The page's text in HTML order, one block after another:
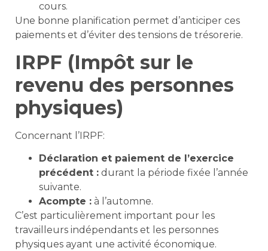
cours.
Une bonne planification permet d’anticiper ces
paiements et d’éviter des tensions de trésorerie.
IRPF (Impôt sur le
revenu des personnes
physiques)
Concernant l’IRPF:
Déclaration et paiement de l’exercice
précédent : durant la période fixée l’année
suivante.
Acompte : à l’automne.
C’est particulièrement important pour les
travailleurs indépendants et les personnes
physiques ayant une activité économique.